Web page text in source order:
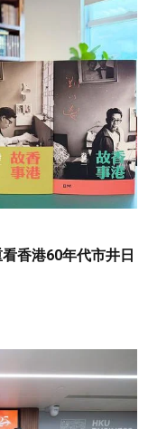
香港60年代市井日